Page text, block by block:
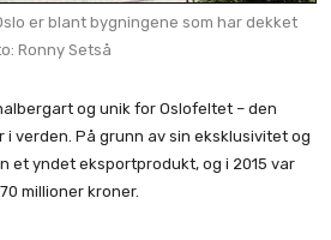
er blant bygningene som har dekket
Ronny Setså
og unik for Oslofeltet – den
verden. På grunn av sin eksklusivitet og
et yndet eksportprodukt, og i 2015 var
millioner kroner.